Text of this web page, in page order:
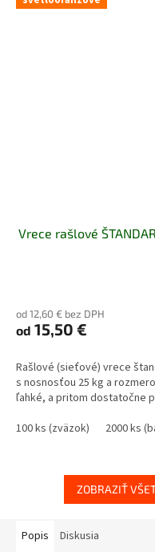
Vrece rašlové
od 12,60 € bez DPH
od 15,50 €
Rašlové (sieťové) vrece
s nosnosťou 25 kg a
ľahké, a pritom dostatočne
100 ks (zväzok)
2000 ks
ZOBRAZIŤ
Popis Diskusia